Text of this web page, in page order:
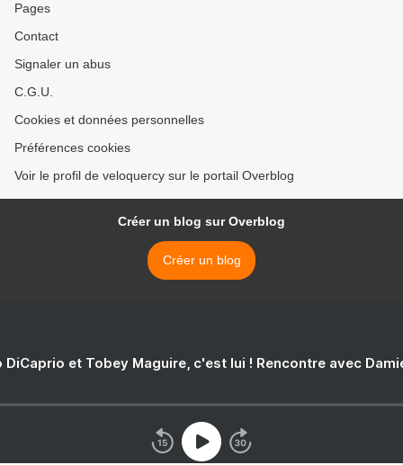
Pages
Contact
Signaler un abus
C.G.U.
Cookies et données personnelles
Préférences cookies
Voir le profil de veloquercy sur le portail Overblog
Créer un blog sur Overblog
Créer un blog
DiCaprio et Tobey Maguire, c'est lui ! Rencontre avec